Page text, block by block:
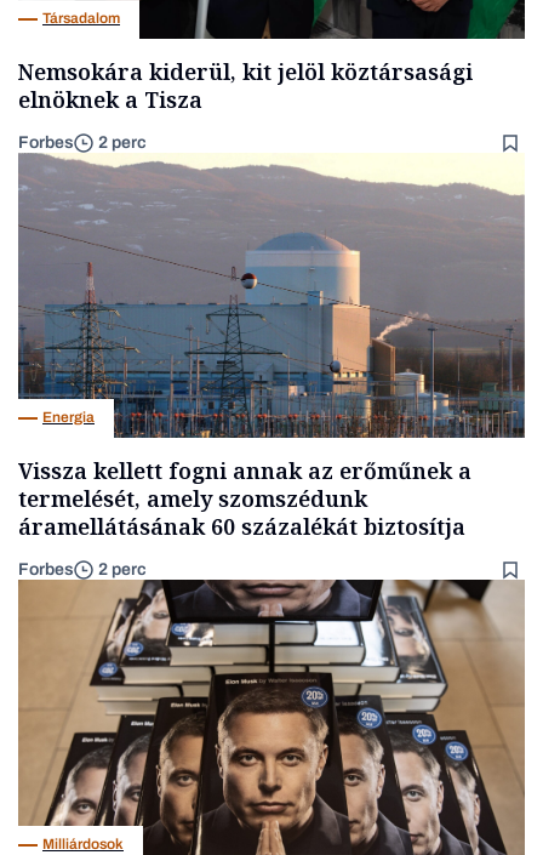
Társadalom
Nemsokára kiderül, kit jelöl köztársasági
elnöknek a Tisza
Forbes 2 perc
Energia
Vissza kellett fogni annak az erőműnek a
termelését, amely szomszédunk
áramellátásának 60 százalékát biztosítja
Forbes 2 perc
Milliárdosok